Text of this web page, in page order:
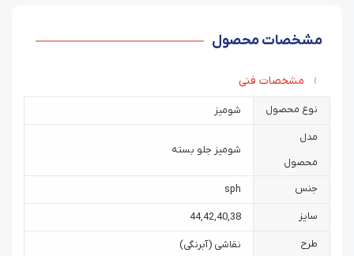
مشخصات محصول
مشخصات فنی
نوع محصول شومیز
مدل
محصول
شومیز جلو بسته
جنس sph
سایز 38
,
40
,
42
,
44
طرح نقاشی (آبرنگی)